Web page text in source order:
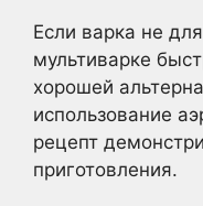
Если варка не
мультиварке
хорошей
использование
рецепт
приготовления.